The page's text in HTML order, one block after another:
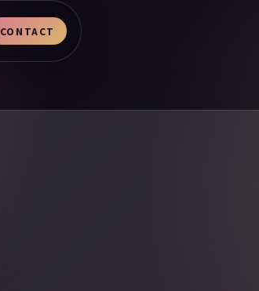
CONTACT